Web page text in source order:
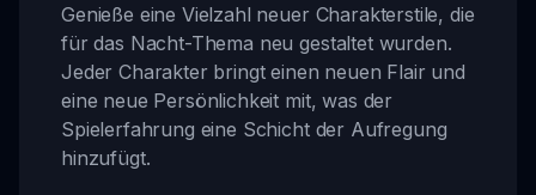
Genieße eine Vielzahl neuer Charakterstile, die
für das Nacht-Thema neu gestaltet wurden.
Jeder Charakter bringt einen neuen Flair und
eine neue Persönlichkeit mit, was der
Spielerfahrung eine Schicht der Aufregung
hinzufügt.